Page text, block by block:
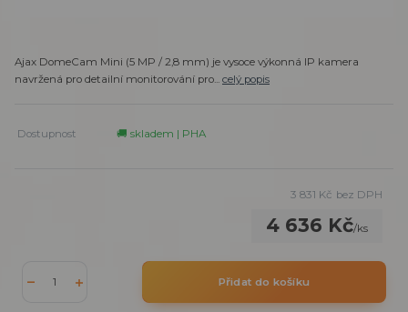
Ajax DomeCam Mini (5 MP / 2,8 mm) je vysoce výkonná IP kamera
navržená pro detailní monitorování pro... celý popis
Dostupnost 🚚 skladem | PHA
4 636 Kč/ks
3 831 Kč bez DPH
Přidat do košíku